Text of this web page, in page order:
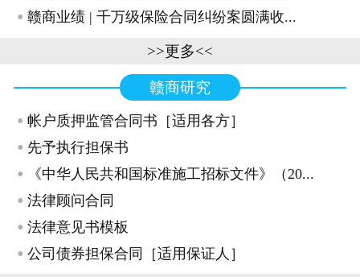
· 赣商业绩 | 千万级保险合同纠纷案圆满收...
>>更多<<
赣商研究
· 帐户质押监管合同书［适用各方］
· 先予执行担保书
· 《中华人民共和国标准施工招标文件》（20...
· 法律顾问合同
· 法律意见书模板
· 公司债券担保合同［适用保证人］